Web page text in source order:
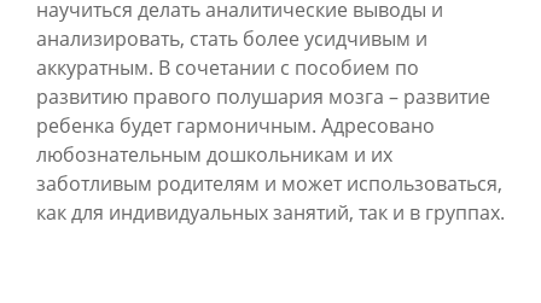
научиться делать аналитические выводы и
анализировать, стать более усидчивым и
аккуратным. В сочетании с пособием по
развитию правого полушария мозга – развитие
ребенка будет гармоничным. Адресовано
любознательным дошкольникам и их
заботливым родителям и может использоваться,
как для индивидуальных занятий, так и в группах.